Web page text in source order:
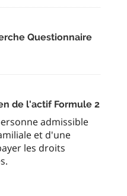
Questionnaire
de l'actif Formule 2
admissible
et d'une
les droits